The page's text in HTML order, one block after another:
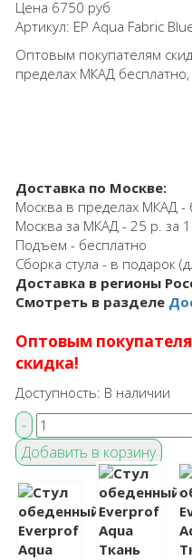
Цена 6750 руб
Артикул: EP Aqua Fabric
Оптовым покупателям
пределах МКАД бесплатно,
Доставка по Москве:
Москва в пределах МКАД -
Москва за МКАД - 25 р. за 1
Подъем - бесплатно
Сборка стула - в подарок
Доставка в регионы
Смотреть в разделе
Оптовым
скидка!
Доступность: В наличии